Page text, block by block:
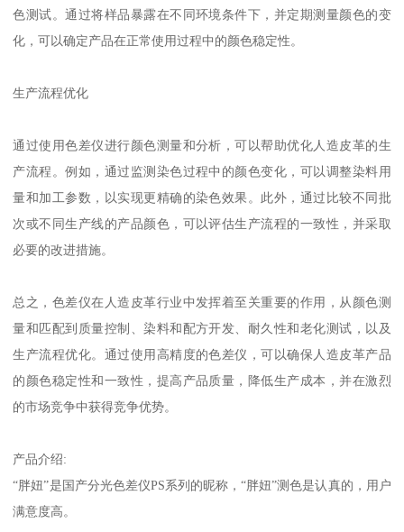
色测试。通过将样品暴露在不同环境条件下，并定期测量颜色的变
化，可以确定产品在正常使用过程中的颜色稳定性。
生产流程优化
通过使用色差仪进行颜色测量和分析，可以帮助优化人造皮革的生
产流程。例如，通过监测染色过程中的颜色变化，可以调整染料用
量和加工参数，以实现更精确的染色效果。此外，通过比较不同批
次或不同生产线的产品颜色，可以评估生产流程的一致性，并采取
必要的改进措施。
总之，色差仪在人造皮革行业中发挥着至关重要的作用，从颜色测
量和匹配到质量控制、染料和配方开发、耐久性和老化测试，以及
生产流程优化。通过使用高精度的色差仪，可以确保人造皮革产品
的颜色稳定性和一致性，提高产品质量，降低生产成本，并在激烈
的市场竞争中获得竞争优势。
产品介绍:
“胖妞”是国产分光色差仪PS 系列的昵称，“胖妞”测色是认真的，用户
满意度高。